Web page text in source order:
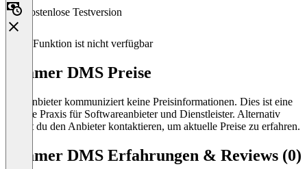
Kostenlose Testversion
Diese Funktion ist nicht verfügbar
Krämer DMS Preise
Der Anbieter kommuniziert keine Preisinformationen. Dies ist eine
übliche Praxis für Softwareanbieter und Dienstleister. Alternativ
kannst du den Anbieter kontaktieren, um aktuelle Preise zu erfahren.
Krämer DMS Erfahrungen & Reviews (0)